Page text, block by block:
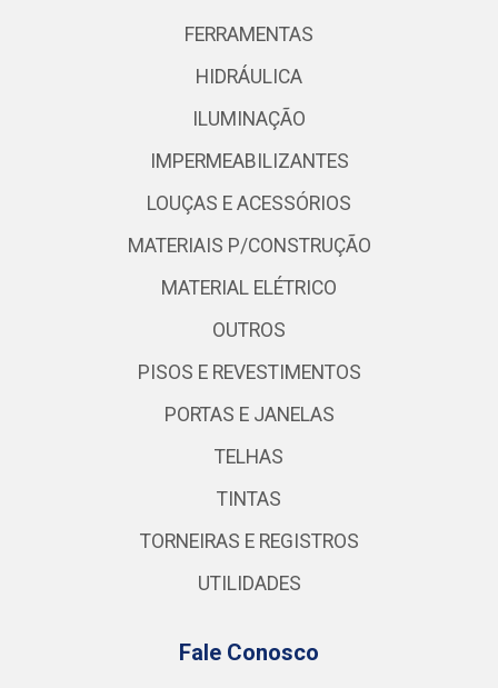
FERRAMENTAS
HIDRÁULICA
ILUMINAÇÃO
IMPERMEABILIZANTES
LOUÇAS E ACESSÓRIOS
MATERIAIS P/CONSTRUÇÃO
MATERIAL ELÉTRICO
OUTROS
PISOS E REVESTIMENTOS
PORTAS E JANELAS
TELHAS
TINTAS
TORNEIRAS E REGISTROS
UTILIDADES
Fale Conosco